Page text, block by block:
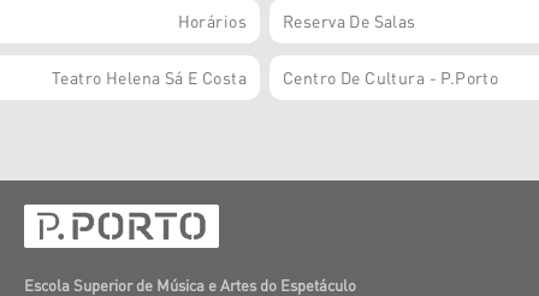
Horários Reserva De Salas
Teatro Helena Sá E Costa Centro De Cultura - P.Porto
Escola Superior de Música e Artes do Espetáculo